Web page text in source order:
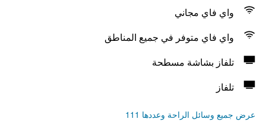
واي فاي مجاني
واي فاي متوفر في جميع المناطق
تلفاز بشاشة مسطحة
تلفاز
عرض جميع وسائل الراحة وعددها 111